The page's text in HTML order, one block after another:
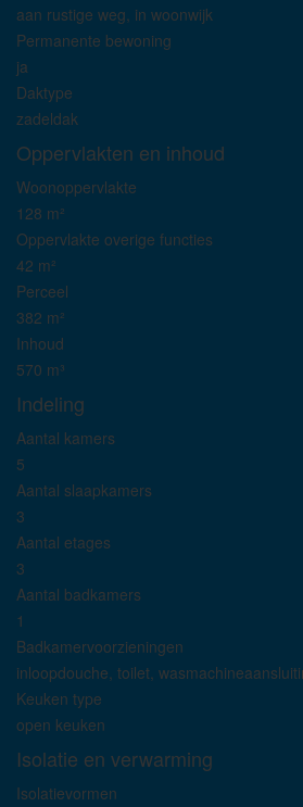
aan rustige weg, in woonwijk
Permanente bewoning
ja
Daktype
zadeldak
Oppervlakten en inhoud
Woonoppervlakte
128 m²
Oppervlakte overige functies
42 m²
Perceel
382 m²
Inhoud
570 m³
Indeling
Aantal kamers
5
Aantal slaapkamers
3
Aantal etages
3
Aantal badkamers
1
Badkamervoorzieningen
inloopdouche, toilet,
Keuken type
open keuken
Isolatie en verwarming
Isolatievormen